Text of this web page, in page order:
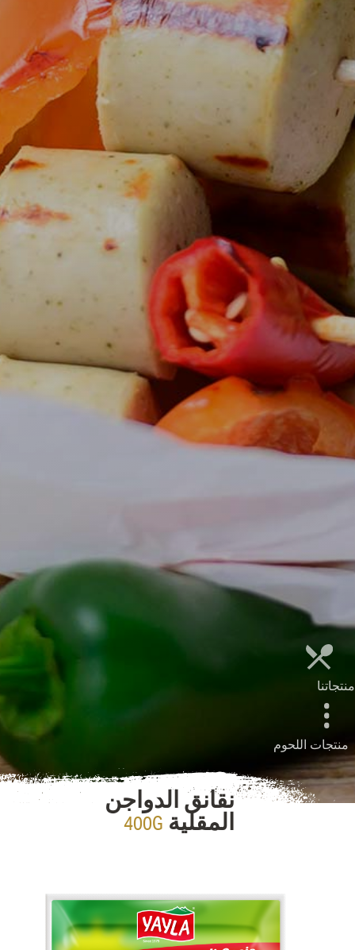
منتجاتنا
منتجات اللحوم
نقانق الدواجن
المقلية 400G